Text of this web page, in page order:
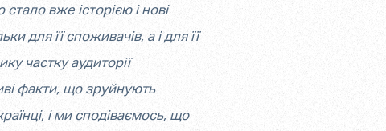
вже історією і нові
для її споживачів, а і для її
частку аудиторії
факти, що зруйнують
і ми сподіваємось, що